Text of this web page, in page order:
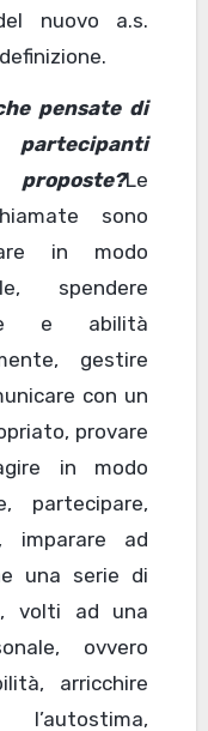
nuovo a.s.
pensate di
Le
sono
in modo
spendere
e abilità
gestire
con un
provare
in modo
partecipare,
imparare ad
una serie di
volti ad una
ovvero
arricchire
l’autostima,